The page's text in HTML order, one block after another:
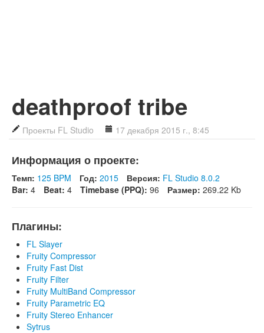
deathproof tribe
Проекты FL Studio 17 декабря 2015 г., 8:45
Информация о проекте:
Темп: 125 BPM Год: 2015 Версия: FL Studio 8.0.2
Bar: 4 Beat: 4 Timebase (PPQ): 96 Размер: 269.22 Kb
Плагины:
FL Slayer
Fruity Compressor
Fruity Fast Dist
Fruity Filter
Fruity MultiBand Compressor
Fruity Parametric EQ
Fruity Stereo Enhancer
Sytrus